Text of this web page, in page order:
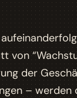
von
der
–